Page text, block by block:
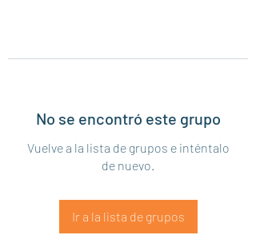
No se encontró este grupo
Vuelve a la lista de grupos e inténtalo
de nuevo.
Ir a la lista de grupos